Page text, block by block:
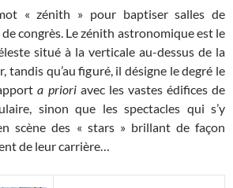
« zénith » pour baptiser salles de
congrès. Le zénith astronomique est le
situé à la verticale au-dessus de la
tandis qu’au figuré, il désigne le degré le
a priori avec les vastes édifices de
sinon que les spectacles qui s’y
scène des « stars » brillant de façon
de leur carrière…